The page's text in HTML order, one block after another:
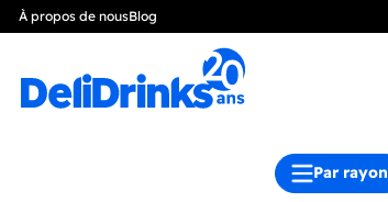
À propos de nousBlog
Par rayon